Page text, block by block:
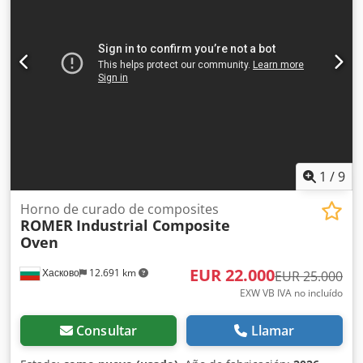
funcionamiento, fabricada en 2025. Tipo: Armario de
control para prensa de pellets Número: 20182138 Año de
fabricación: 2018 Alimentación: TNC-S 400 V CA/N/PE
1 /9
Хасково 12.691 km
Horno de curado de composites
ROMER Industrial Composite
Oven
EUR 22.000EUR 25.000
EXW VB IVA no incluído
Consultar Llamar